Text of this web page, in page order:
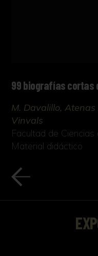
99 biografías cortas
M. Davalillo, Atenas
Vinvals
Facultad de Ciencias
Material didáctico